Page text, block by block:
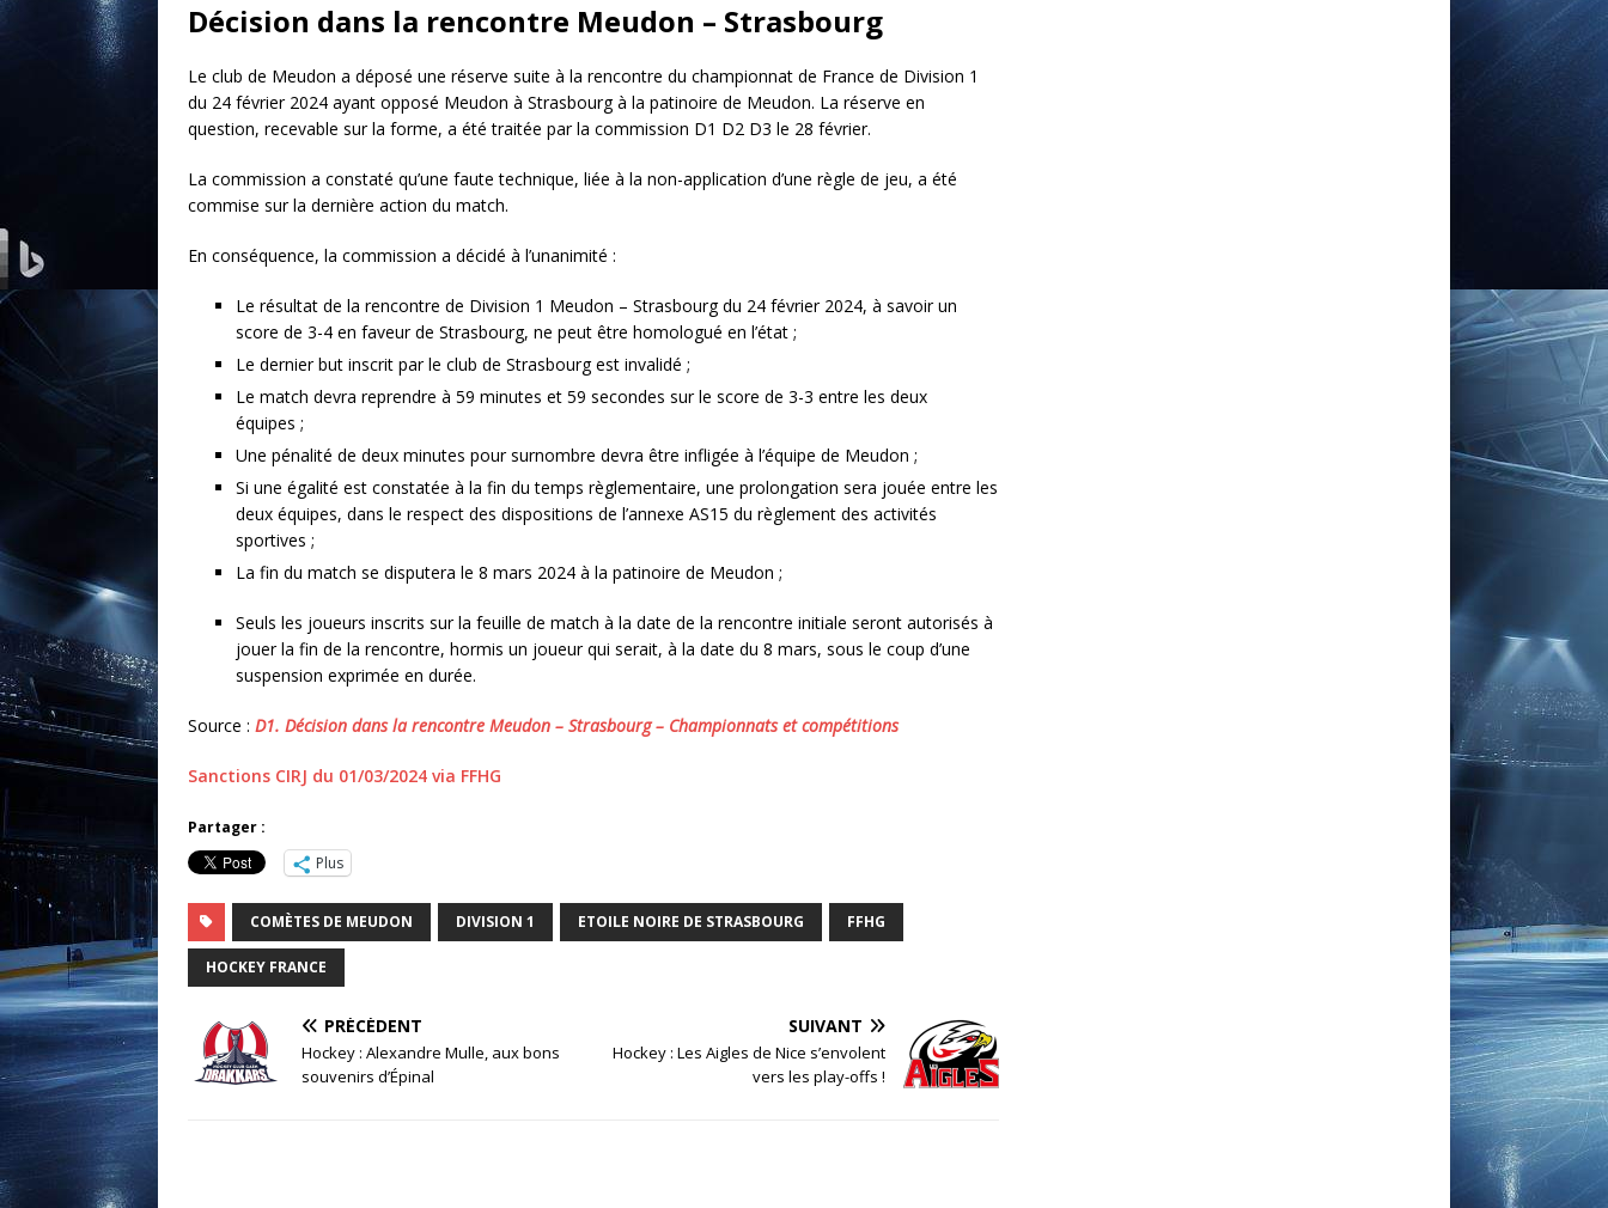
Décision dans la rencontre Meudon – Strasbourg
Le club de Meudon a déposé une réserve suite à la rencontre du championnat de France de Division 1
du 24 février 2024 ayant opposé Meudon à Strasbourg à la patinoire de Meudon. La réserve en
question, recevable sur la forme, a été traitée par la commission D1 D2 D3 le 28 février.
La commission a constaté qu’une faute technique, liée à la non-application d’une règle de jeu, a été
commise sur la dernière action du match.
En conséquence, la commission a décidé à l’unanimité :
Le résultat de la rencontre de Division 1 Meudon – Strasbourg du 24 février 2024, à savoir un
score de 3-4 en faveur de Strasbourg, ne peut être homologué en l’état ;
Le dernier but inscrit par le club de Strasbourg est invalidé ;
Le match devra reprendre à 59 minutes et 59 secondes sur le score de 3-3 entre les deux
équipes ;
Une pénalité de deux minutes pour surnombre devra être infligée à l’équipe de Meudon ;
Si une égalité est constatée à la fin du temps règlementaire, une prolongation sera jouée entre les
deux équipes, dans le respect des dispositions de l’annexe AS15 du règlement des activités
sportives ;
La fin du match se disputera le 8 mars 2024 à la patinoire de Meudon ;
Seuls les joueurs inscrits sur la feuille de match à la date de la rencontre initiale seront autorisés à
jouer la fin de la rencontre, hormis un joueur qui serait, à la date du 8 mars, sous le coup d’une
suspension exprimée en durée.
Source : D1. Décision dans la rencontre Meudon – Strasbourg – Championnats et compétitions
Sanctions CIRJ du 01/03/2024 via FFHG
Partager :
Plus
COMÈTES DE MEUDON DIVISION 1 ETOILE NOIRE DE STRASBOURG FFHG
HOCKEY FRANCE
PRÉCÉDENT
Hockey : Alexandre Mulle, aux bons
souvenirs d’Épinal
SUIVANT
Hockey : Les Aigles de Nice s’envolent
vers les play-offs !